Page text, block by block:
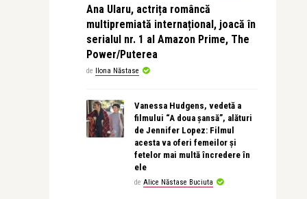
Ana Ularu, actrița româncă
multipremiată internațional, joacă în
serialul nr. 1 al Amazon Prime, The
Power/Puterea
de Ilona Năstase
Vanessa Hudgens, vedetă a
filmului “A doua șansă”, alături
de Jennifer Lopez: Filmul
acesta va oferi femeilor și
fetelor mai multă încredere în
ele
de Alice Năstase Buciuta